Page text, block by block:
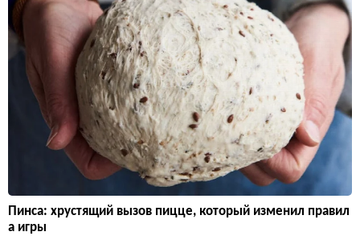
Пинса: хрустящий вызов пицце, который изменил правил
а игры